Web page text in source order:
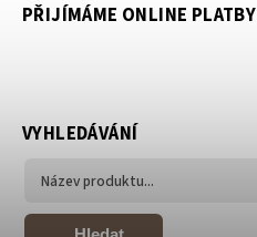
PŘIJÍMÁME ONLINE PLATBY
VYHLEDÁVÁNÍ